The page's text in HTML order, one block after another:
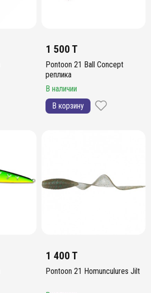
1 500 T
Pontoon 21 Ball Concept
реплика
В наличии
В корзину
1 400 T
Pontoon 21 Homunculures Jilt